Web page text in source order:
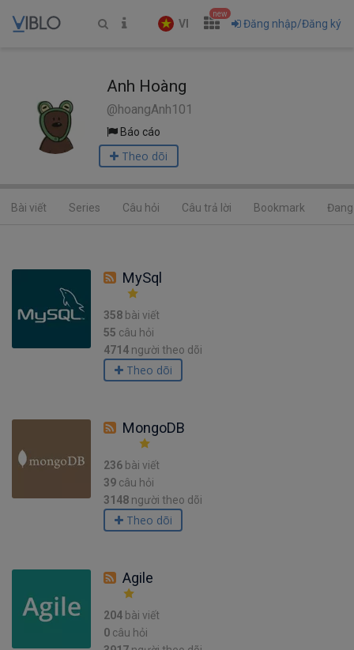
VI
new
Đăng nhập/Đăng ký
Anh Hoàng
@hoangAnh101
Báo cáo
Theo dõi
Bài viết Series Câu hỏi Câu trả lời Bookmark
MySql
358 bài viết
55 câu hỏi
4714 người theo dõi
Theo dõi
MongoDB
236 bài viết
39 câu hỏi
3148 người theo dõi
Theo dõi
Agile
204 bài viết
0 câu hỏi